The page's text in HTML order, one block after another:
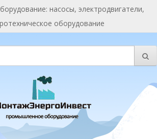
насосы, электродвигатели,
оборудование